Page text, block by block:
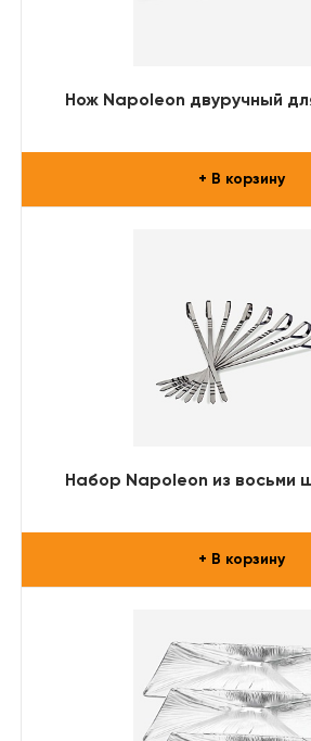
Нож Napoleon двуручный
+ В корзину
Набор Napoleon из восьми
+ В корзину